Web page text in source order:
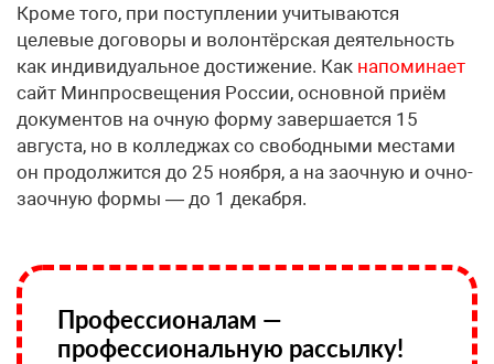
Кроме того, при поступлении учитываются
целевые договоры и волонтёрская деятельность
как индивидуальное достижение. Как напоминает
сайт Минпросвещения России, основной приём
документов на очную форму завершается 15
августа, но в колледжах со свободными местами
он продолжится до 25 ноября, а на заочную и очно-
заочную формы — до 1 декабря.
Профессионалам —
профессиональную рассылку!